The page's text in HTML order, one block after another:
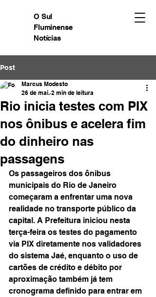
O Sul
Fluminense
Notícias
Post
Rio inicia testes com PIX
nos ônibus e acelera fim
do dinheiro nas
passagens
Marcus Modesto
26 de mai. 2 min de leitura
Os passageiros dos ônibus
municipais do Rio de Janeiro
começaram a enfrentar uma nova
realidade no transporte público da
capital. A Prefeitura iniciou nesta
terça-feira os testes do pagamento
via PIX diretamente nos validadores
do sistema Jaé, enquanto o uso de
cartões de crédito e débito por
aproximação também já tem
cronograma definido para entrar em